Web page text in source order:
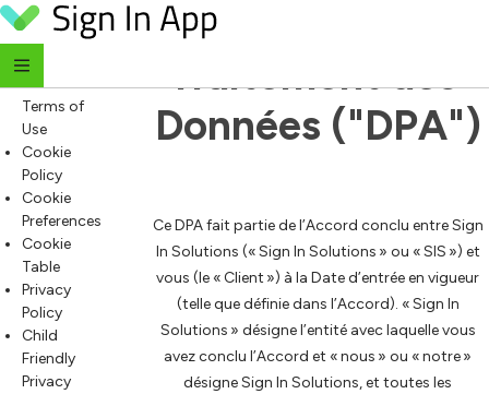
Skip to content
For
Everyone
Website
Terms of
Use
Cookie
Policy
Cookie
Preferences
Cookie
Table
Privacy
Policy
Child
Friendly
Privacy
Accord sur le
Traitement des
Données ("DPA")
Ce DPA fait partie de l’Accord conclu entre Sign
In Solutions (« Sign In Solutions » ou « SIS ») et
vous (le « Client ») à la Date d’entrée en vigueur
(telle que définie dans l’Accord). « Sign In
Solutions » désigne l’entité avec laquelle vous
avez conclu l’Accord et « nous » ou « notre »
désigne Sign In Solutions, et toutes les